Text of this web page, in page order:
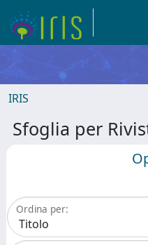
IRIS
Sfoglia per
Ordina per: